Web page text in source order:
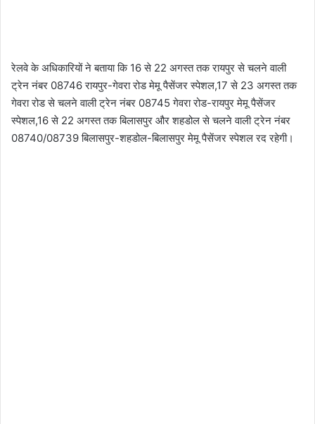
रेलवे के अधिकारियों ने बताया कि 16 से 22 अगस्त तक रायपुर से चलने वाली
ट्रेन नंबर 08746 रायपुर-गेवरा रोड मेमू पैसेंजर स्पेशल,17 से 23 अगस्त तक
गेवरा रोड से चलने वाली ट्रेन नंबर 08745 गेवरा रोड-रायपुर मेमू पैसेंजर
स्पेशल,16 से 22 अगस्त तक बिलासपुर और शहडोल से चलने वाली ट्रेन नंबर
08740/08739 बिलासपुर-शहडोल-बिलासपुर मेमू पैसेंजर स्पेशल रद रहेगी।